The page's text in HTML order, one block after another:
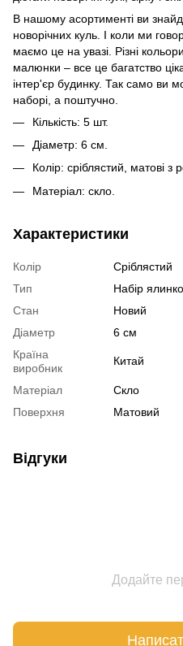
В нашому асортименті ви
новорічних куль. І коли ми
маємо це на увазі. Різні
малюнки – все це багатство
інтер'єр будинку. Так само ви
наборі, а поштучно.
Кількість: 5 шт.
Діаметр: 6 см.
Колір: сріблястий, матові з
Матеріал: скло.
Характеристики
Колір
Сріблястий
Тип
Набір
Стан
Новий
Діаметр
6 см
Країна
виробник
Китай
Матеріал
Скло
Поверхня
Матовий
Відгуки
Додайте